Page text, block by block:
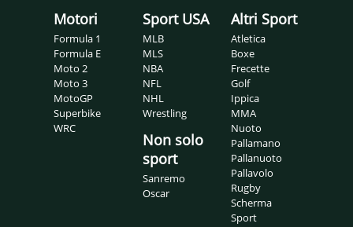
Motori
Formula 1
Formula E
Moto 2
Moto 3
MotoGP
Superbike
WRC
Sport USA
MLB
MLS
NBA
NFL
NHL
Wrestling
Non solo
sport
Sanremo
Oscar
Altri Sport
Atletica
Boxe
Frecette
Golf
Ippica
MMA
Nuoto
Pallamano
Pallanuoto
Pallavolo
Rugby
Scherma
Sport